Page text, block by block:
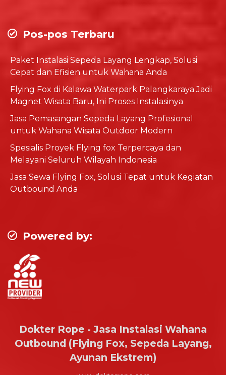
Pos-pos Terbaru
Paket Instalasi Sepeda Layang Lengkap, Solusi
Cepat dan Efisien untuk Wahana Anda
Flying Fox di Kalawa Waterpark Palangkaraya Jadi
Magnet Wisata Baru, Ini Proses Instalasinya
Jasa Pemasangan Sepeda Layang Profesional
untuk Wahana Wisata Outdoor Modern
Spesialis Proyek Flying fox Terpercaya dan
Melayani Seluruh Wilayah Indonesia
Jasa Sewa Flying Fox, Solusi Tepat untuk Kegiatan
Outbound Anda
Powered by:
Dokter Rope - Jasa Instalasi Wahana
Outbound (Flying Fox, Sepeda Layang,
Ayunan Ekstrem)